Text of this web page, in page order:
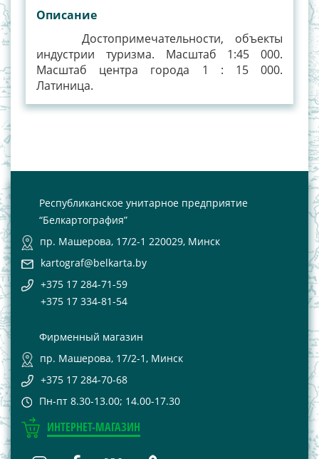
Описание
Достопримечательности, объекты
индустрии туризма. Масштаб 1:45 000.
Масштаб центра города 1 : 15 000.
Латиница.
Республиканское унитарное предприятие
“Белкартография”
пр. Машерова, 17/2-1 220029, Минск
kartograf@belkarta.by
+375 17 284-71-59
+375 17 334-81-54
Фирменный магазин
пр. Машерова, 17/2-1, Минск
+375 17 284-70-68
Пн-пт 8.30-13.00; 14.00-17.30
ИНТЕРНЕТ-МАГАЗИН